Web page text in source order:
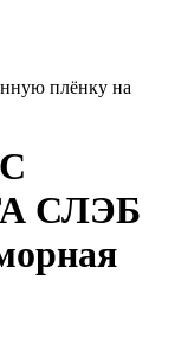
плёнку на
СЛЭБ